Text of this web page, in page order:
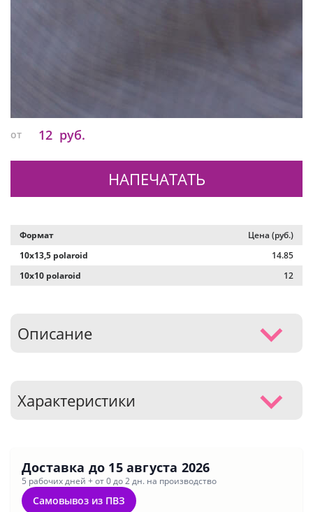
от 12 руб.
НАПЕЧАТАТЬ
Формат
Цена (руб.)
10х13,5 polaroid
14.85
10х10 polaroid
12
Описание
Характеристики
Доставка до 15 августа 2026
5 рабочих дней + от 0 до 2 дн. на производство
Самовывоз из ПВЗ